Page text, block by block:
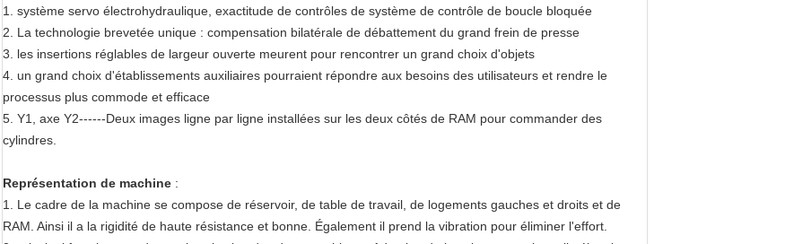
1. système servo électrohydraulique, exactitude de contrôles de système de contrôle de boucle bloquée
2. La technologie brevetée unique : compensation bilatérale de débattement du grand frein de presse
3. les insertions réglables de largeur ouverte meurent pour rencontrer un grand choix d'objets
4. un grand choix d'établissements auxiliaires pourraient répondre aux besoins des utilisateurs et rendre le
processus plus commode et efficace
5. Y1, axe Y2------Deux images ligne par ligne installées sur les deux côtés de RAM pour commander des
cylindres.
Représentation de machine :
1. Le cadre de la machine se compose de réservoir, de table de travail, de logements gauches et droits et de
RAM. Ainsi il a la rigidité de haute résistance et bonne. Également il prend la vibration pour éliminer l'effort.